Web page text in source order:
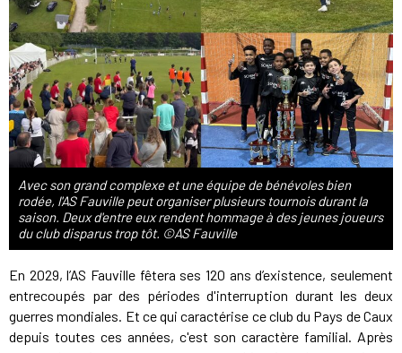
Avec son grand complexe et une équipe de bénévoles bien
rodée, l'AS Fauville peut organiser plusieurs tournois durant la
saison. Deux d'entre eux rendent hommage à des jeunes joueurs
du club disparus trop tôt. ©AS Fauville
En 2029, l’AS Fauville fêtera ses 120 ans d’existence, seulement
entrecoupés par des périodes d'interruption durant les deux
guerres mondiales. Et ce qui caractérise ce club du Pays de Caux
depuis toutes ces années, c'est son caractère familial. Après